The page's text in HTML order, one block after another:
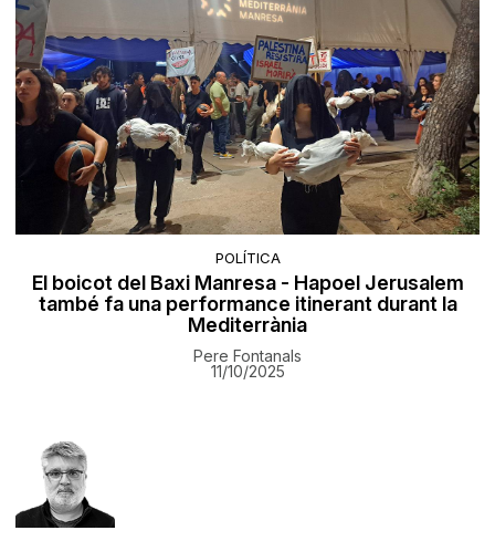
POLÍTICA
El boicot del Baxi Manresa - Hapoel Jerusalem
també fa una performance itinerant durant la
Mediterrània
Pere Fontanals
11/10/2025